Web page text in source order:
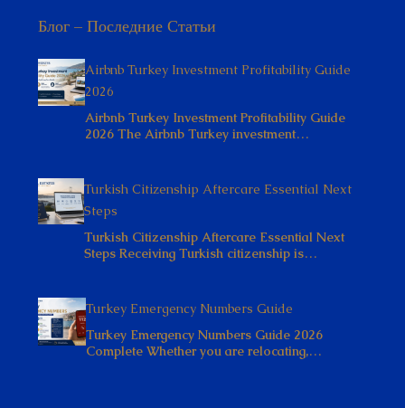
2026
2026 The Airbnb Turkey investment…
Steps
Turkish Citizenship Aftercare Essential Next
Steps Receiving Turkish citizenship is…
Turkey Emergency Numbers Guide 2026
Complete Whether you are relocating,…